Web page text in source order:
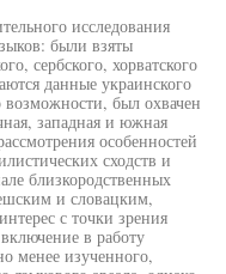
исследования
были взяты
сербского, хорватского
данные украинского
был охвачен
западная и южная
особенностей
сходств и
близкородственных
и словацким,
с точки зрения
в работу
менее изученного,